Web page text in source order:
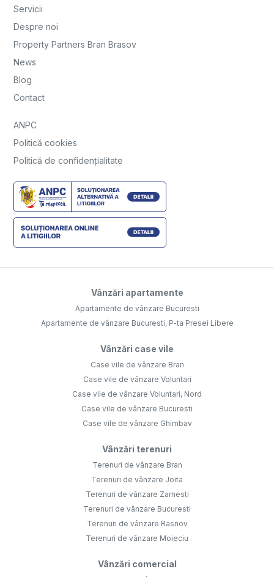
Servicii
Despre noi
Property Partners Bran Brasov
News
Blog
Contact
ANPC
Politică cookies
Politică de confidențialitate
Vânzări apartamente
Apartamente de vânzare Bucuresti
Apartamente de vânzare Bucuresti, P-ta Presei Libere
Vânzări case vile
Case vile de vânzare Bran
Case vile de vânzare Voluntari
Case vile de vânzare Voluntari, Nord
Case vile de vânzare Bucuresti
Case vile de vânzare Ghimbav
Vânzări terenuri
Terenuri de vânzare Bran
Terenuri de vânzare Joita
Terenuri de vânzare Zarnesti
Terenuri de vânzare Bucuresti
Terenuri de vânzare Rasnov
Terenuri de vânzare Moieciu
Vânzări comercial